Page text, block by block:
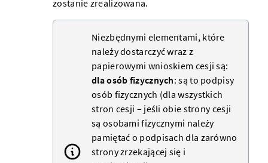
zostanie zrealizowana.
Niezbędnymi elementami, które
należy dostarczyć wraz z
papierowymi wnioskiem cesji są:
dla osób fizycznych: są to podpisy
osób fizycznych (dla wszystkich
stron cesji – jeśli obie strony cesji
są osobami fizycznymi należy
pamiętać o podpisach dla zarówno
strony zrzekającej się i